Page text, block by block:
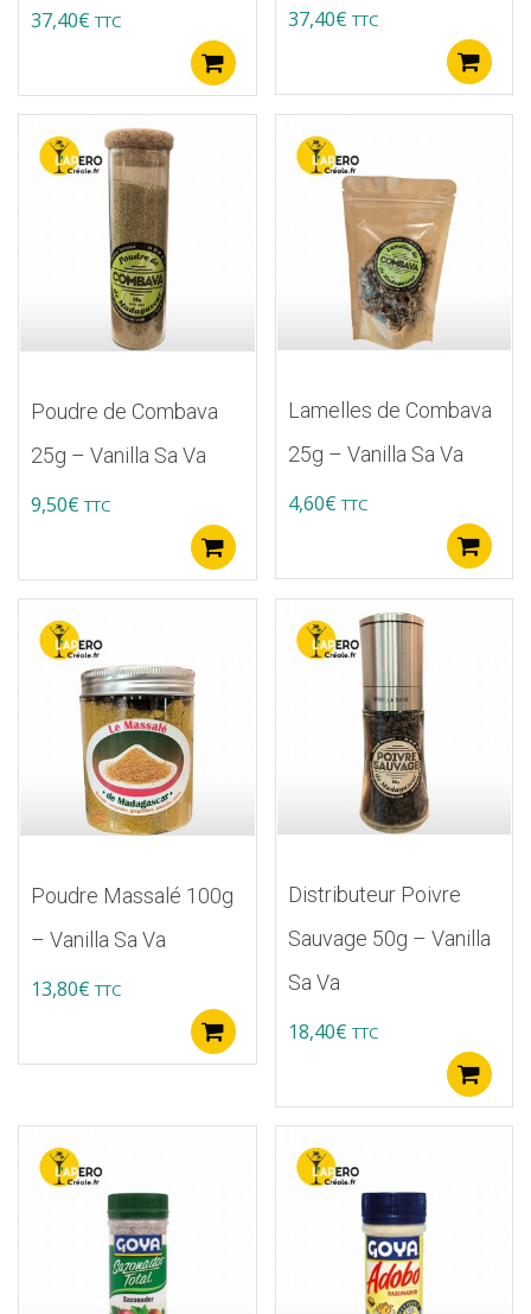
37,40€ TTC 37,40€ TTC
Poudre de Combava
25g – Vanilla Sa Va
9,50€ TTC
Lamelles de Combava
25g – Vanilla Sa Va
4,60€ TTC
Poudre Massalé 100g
– Vanilla Sa Va
13,80€ TTC
Ajouter au panier
Distributeur Poivre
Sauvage 50g – Vanilla
Sa Va
18,40€ TTC